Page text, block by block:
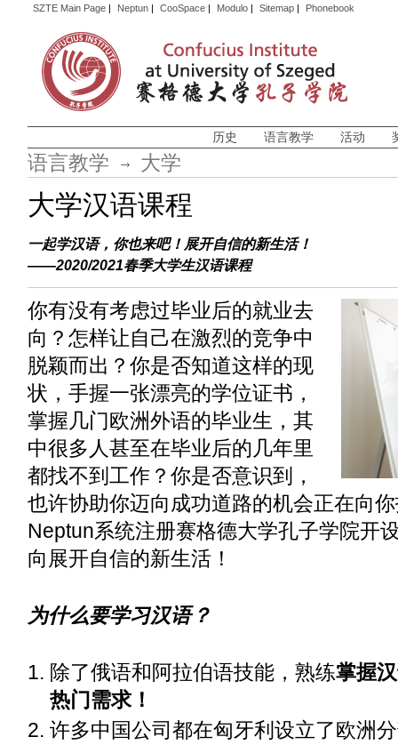
SZTE Main Page| Neptun| CooSpace| Modulo| Sitemap| Phonebook
历史 语言教学 活动
语言教学 大学
大学汉语课程
一起学汉语，你也来吧！展开自信的新生活！
——2020/2021春季大学生汉语课程
你有没有考虑过毕业后的就业去
向？怎样让自己在激烈的竞争中
脱颖而出？你是否知道这样的现
状，手握一张漂亮的学位证书，
掌握几门欧洲外语的毕业生，其
中很多人甚至在毕业后的几年里
都找不到工作？你是否意识到，
也许协助你迈向成功道路的机会正在向
Neptun系统注册赛格德大学孔子学院开
向展开自信的新生活！
为什么要学习汉语？
除了俄语和阿拉伯语技能，熟练掌握
热门需求！
许多中国公司都在匈牙利设立了欧洲